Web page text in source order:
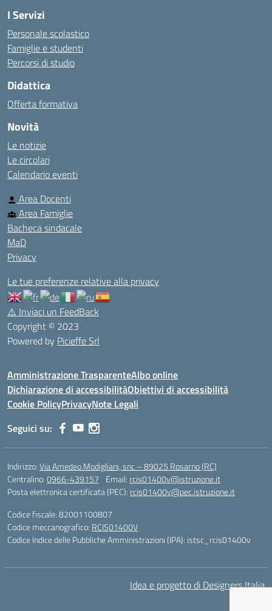
I Servizi
Personale scolastico
Famiglie e studenti
Percorsi di studio
Didattica
Offerta formativa
Novità
Le notizie
Le circolari
Calendario eventi
Area Docenti
Area Famiglie
Bacheca sindacale
MaD
Privacy
Le tue preferenze relative alla privacy
⚠️ Inviaci un FeedBack
Copyright © 2023
Powered by Picieffe Srl
Amministrazione TrasparenteAlbo online
Dichiarazione di accessibilitàObiettivi di accessibilità
Cookie PolicyPrivacyNote Legali
Seguici su:
Indirizzo:Via Amedeo Modigliani, snc – 89025 Rosarno (RC)
Centralino:0966-439157 Email: rcis01400v@istruzione.it
Posta elettronica certificata (PEC): rcis01400v@pec.istruzione.it
Codice fiscale: 82001100807
Codice meccanografico: RCIS01400V
Codice Indice delle Pubbliche Amministrazioni (IPA): istsc_rcis01400v
Idea e progetto di Designers Italia